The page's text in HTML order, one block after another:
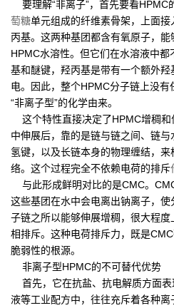
要理解“非离子”，首先要看HPMC
萄糖单元组成的纤维素骨架，上面
丙基。这两种基团都含有氧原子，
HPMC水溶性。但它们在水溶液中
基和醚键，羟丙基是带有一个额外
电。因此，整个HPMC分子链上没
“非离子型”的化学由来。
这个特性直接决定了HPMC增稠和
中伸展后，靠的是链与链之间、链
氢键，以及长链本身的物理缠结，
络。这个过程完全不依赖电荷的排斥
与此形成鲜明对比的是CMC。
这些基团在水中会电离出钠离子，
子链之所以能够伸展增稠，很大程
相排斥。这种电荷排斥力，既是
脆弱性的根源。
非离子型HPMC的不可替代优势
首先，它在抗盐、抗电解质方面表
液等工业配方中，往往充斥着各种